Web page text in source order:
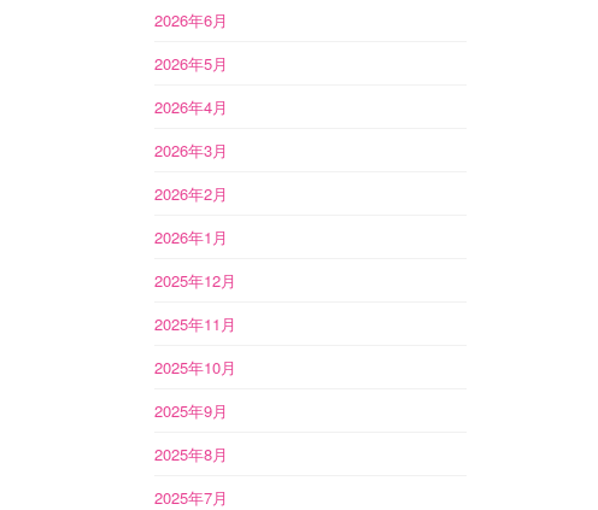
2026年6月
2026年5月
2026年4月
2026年3月
2026年2月
2026年1月
2025年12月
2025年11月
2025年10月
2025年9月
2025年8月
2025年7月